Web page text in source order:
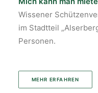
Wissener
im Stadtteil
Personen.
MEHR ERFAHREN